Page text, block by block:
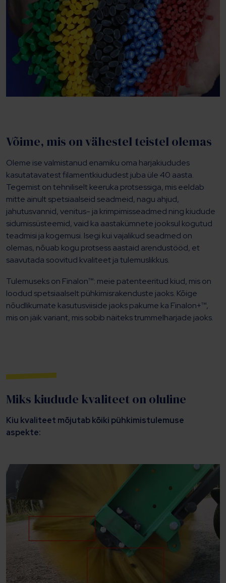
Võime, mis on vähestel teistel olemas
Oleme ise valmistanud enamiku oma harjakiududes
kasutatavatest filamentkiududest juba üle 40 aasta.
Tegemist on tehniliselt keeruka protsessiga, mis eeldab
mitte ainult spetsiaalseid seadmeid, nagu ahjud,
jahutusvannid, venitus- ja krimpimisseadmed ning kiudude
sidumissüsteemid, vaid ka aastakümnete jooksul kogutud
teadmisi ja kogemusi. Isegi kui vajalikud seadmed on
olemas, nõuab kogu protsess aastaid arendustööd, et
saavutada soovitud kvaliteet ja tulemuslikkus.
Tulemuseks on Finalon™: meie patenteeritud kiud, mis on
loodud spetsiaalselt pühkimisrakenduste jaoks. Kõige
nõudlikumate kasutusviiside jaoks pakume ka Finalon+™,
mis on jäik variant, mis sobib näiteks trummelharjade jaoks.
Miks kiudude kvaliteet on oluline
Kiu kvaliteet mõjutab kõiki pühkimistulemuse
aspekte: